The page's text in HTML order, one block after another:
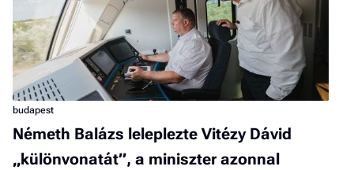
budapest
Németh Balázs leleplezte Vitézy Dávid
„különvonatát”, a miniszter azonnal